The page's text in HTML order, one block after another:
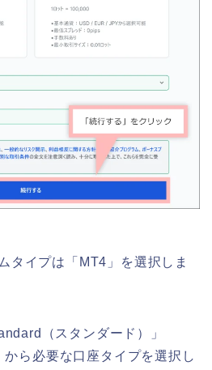
タイプは「MT4」を選択しま
（スタンダード）」
から必要な口座タイプを選択し